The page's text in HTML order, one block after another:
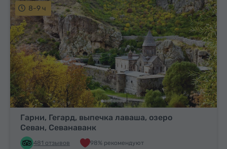
8-9 ч
Гарни, Гегард, выпечка лаваша, озеро
Севан, Севанаванк
481 отзывов 98% рекомендуют